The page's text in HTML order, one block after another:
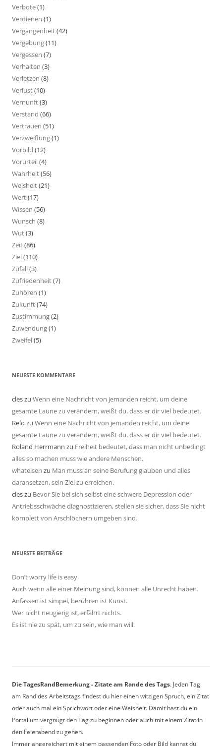
Verbote(1)
Verdienen (1)
Vergangenheit(42)
Vergebung(11)
Vergessen (7)
Verhalten (3)
Verletzen (8)
Verlust(10)
Vernunft(3)
Verstand (66)
Vertrauen (51)
Verzweiflung(1)
Vorbild (12)
Vorurteil(4)
Wahrheit(56)
Weisheit(21)
Wert(17)
Wissen (56)
Wunsch (8)
Wut(3)
Zeit(86)
Ziel(110)
Zufall(3)
Zufriedenheit(7)
Zuhören (1)
Zukunft(74)
Zustimmung(2)
Zuwendung(1)
Zweifel(5)
NEUESTE KOMMENTARE
cleszu Wenn eine Nachricht von jemanden reicht, um deine
gesamte Laune zu verändern, weißt du, dass er dir viel bedeutet.
Relo zu Wenn eine Nachricht von jemanden reicht, um deine
gesamte Laune zu verändern, weißt du, dass er dir viel bedeutet.
Roland Herrmann zu Freiheit bedeutet, dass man nicht unbedingt
alles so machen muss wie andere Menschen.
whatelsen zu Man muss an seine Berufung glauben und alles
daransetzen, sein Ziel zu erreichen.
cleszu Bevor Sie bei sich selbst eine schwere Depression oder
Antriebsschwäche diagnostizieren, stellen sie sicher, dass Sie nicht
komplett von Arschlöchern umgeben sind.
NEUESTE BEITRÄGE
Don’t worry life is easy
Auch wenn alle einer Meinung sind, können alle Unrecht haben.
Anfassen ist simpel, berühren ist Kunst.
Wer nicht neugierig ist, erfährt nichts.
Es ist nie zu spät, um zu sein, wie man will.
Die TagesRandBemerkung - Zitate am Rande des Tags. Jeden Tag
am Rand des Arbeitstags findest du hier einen witzigen Spruch, ein Zitat
oder auch mal ein Sprichwort oder eine Weisheit. Damit hast du ein
Portal um vergnügt den Tag zu beginnen oder auch mit einem Zitat in
den Feierabend zu gehen.
Immer angereichert mit einem passenden Foto oder Bild kannst du